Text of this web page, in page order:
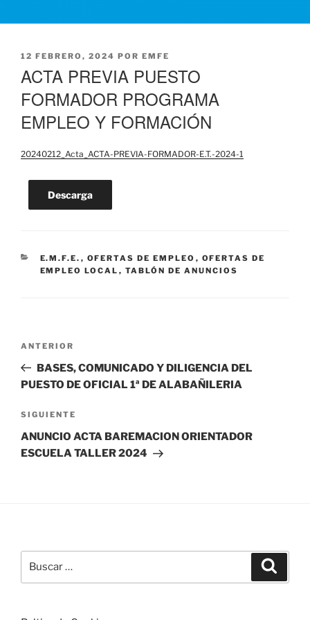
PUBLICADO
12 FEBRERO, 2024 POR EMFE
ACTA PREVIA PUESTO
FORMADOR PROGRAMA
EMPLEO Y FORMACIÓN
20240212_Acta_ACTA-PREVIA-FORMADOR-E.T.-2024-1
Descarga
CATEGORÍAS
E.M.F.E. , OFERTAS DE EMPLEO , OFERTAS DE
EMPLEO LOCAL , TABLÓN DE ANUNCIOS
Navegación
entradas
Entrada
anterior:
ANTERIOR
BASES, COMUNICADO Y DILIGENCIA DEL
PUESTO DE OFICIAL 1ª DE ALABAÑILERIA
Siguiente
entrada
SIGUIENTE
ANUNCIO ACTA BAREMACION ORIENTADOR
ESCUELA TALLER 2024
por: